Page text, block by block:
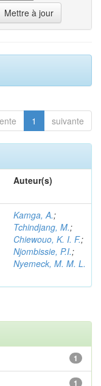
1 suivante
Auteur(s)
Kamga, A.;
Tchindjang, M.;
Chiewouo, K. I. F.;
Njombissie, P.I.;
Nyemeck, M. M. L.
1
1